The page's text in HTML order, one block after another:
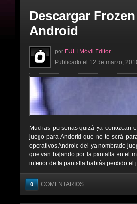
Descargar
Android
por FULLMóvil Editor
Publicado el 12 de marzo,
Muchas personas quizá ya conozcan
juego para Andorid que no te será
operativos Android del ya nombrado
que van bajando por la pantalla en el
inferior de la pantalla habrás perdido el
0 COMENTARIOS